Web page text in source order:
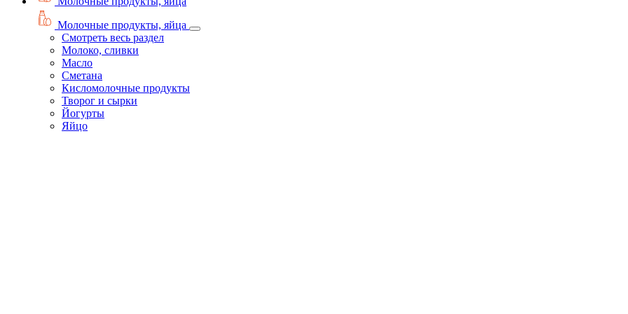
Молочные продукты, яйца
Смотреть весь раздел
Молоко, сливки
Масло
Сметана
Кисломолочные продукты
Творог и сырки
Йогурты
Яйцо